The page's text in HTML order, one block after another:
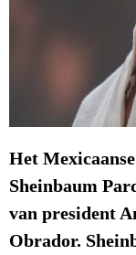
Het
Sheinbaum
van president
Obrador.